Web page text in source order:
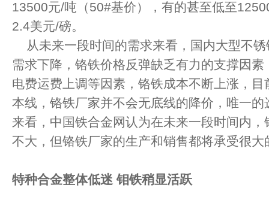
13500元/吨（50#基价），有的甚至低至
2.4美元/磅。
从未来一段时间的需求来看，国内大型不锈
需求下降，铬铁价格反弹缺乏有力的支撑因
电费运费上调等因素，铬铁成本不断上涨，
本线，铬铁厂家并不会无底线的降价，唯一
来看，中国铁合金网认为在未来一段时间内
不大，但铬铁厂家的生产和销售都将承受很大
特种合金整体低迷钼铁稍显活跃